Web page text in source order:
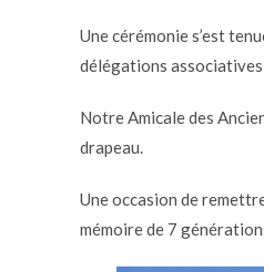
Une cérémonie s’est
délégations
Notre Amicale des
drapeau.
Une occasion de
mémoire de 7